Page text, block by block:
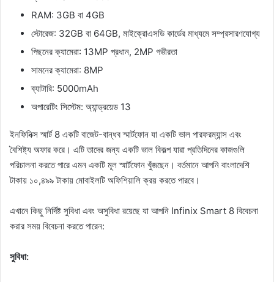
RAM: 3GB বা 4GB
স্টোরেজ: 32GB বা 64GB, মাইক্রোএসডি কার্ডের মাধ্যমে সম্প্রসারণযোগ্য
পিছনের ক্যামেরা: 13MP প্রধান, 2MP গভীরতা
সামনের ক্যামেরা: 8MP
ব্যাটারি: 5000mAh
অপারেটিং সিস্টেম: অ্যান্ড্রয়েড 13
ইনফিনিক্স স্মার্ট 8 একটি বাজেট-বান্ধব স্মার্টফোন যা একটি ভাল পারফরম্যান্স এবং
বৈশিষ্ট্য অফার করে। এটি তাদের জন্য একটি ভাল বিকল্প যারা প্রতিদিনের কাজগুলি
পরিচালনা করতে পারে এমন একটি মূল স্মার্টফোন খুঁজছেন। বর্তমানে আপনি বাংলাদেশি
টাকায় ১০,৪৯৯ টাকায় মোবাইলটি অফিশিয়ালি ক্রয় করতে পারবে।
এখানে কিছু নির্দিষ্ট সুবিধা এবং অসুবিধা রয়েছে যা আপনি Infinix Smart 8 বিবেচনা
করার সময় বিবেচনা করতে পারেন:
সুবিধা: